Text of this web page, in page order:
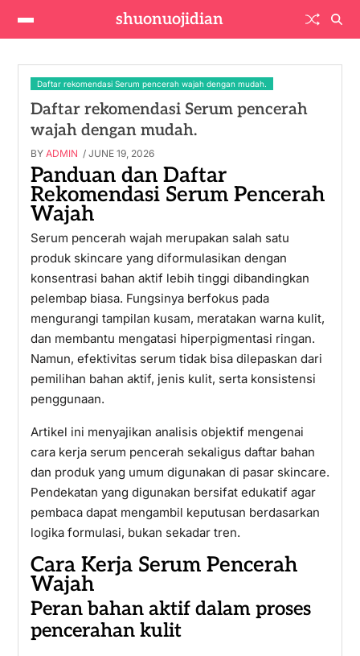
shuonuojidian
Daftar rekomendasi Serum pencerah wajah dengan mudah.
Daftar rekomendasi Serum pencerah
wajah dengan mudah.
BY ADMIN / JUNE 19, 2026
Panduan dan Daftar
Rekomendasi Serum Pencerah
Wajah
Serum pencerah wajah merupakan salah satu
produk skincare yang diformulasikan dengan
konsentrasi bahan aktif lebih tinggi dibandingkan
pelembap biasa. Fungsinya berfokus pada
mengurangi tampilan kusam, meratakan warna kulit,
dan membantu mengatasi hiperpigmentasi ringan.
Namun, efektivitas serum tidak bisa dilepaskan dari
pemilihan bahan aktif, jenis kulit, serta konsistensi
penggunaan.
Artikel ini menyajikan analisis objektif mengenai
cara kerja serum pencerah sekaligus daftar bahan
dan produk yang umum digunakan di pasar skincare.
Pendekatan yang digunakan bersifat edukatif agar
pembaca dapat mengambil keputusan berdasarkan
logika formulasi, bukan sekadar tren.
Cara Kerja Serum Pencerah
Wajah
Peran bahan aktif dalam proses
pencerahan kulit